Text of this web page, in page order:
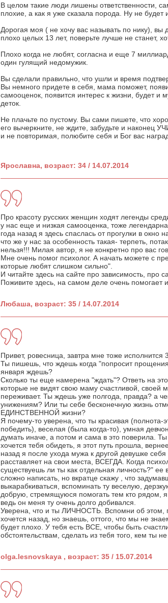
В целом такие люди лишены ответственности,
плохие, а как я уже сказала порода. Ну не будет
Дорогая моя ( не хочу вас называть по нику),
плохо целых 13 лет, поверьте лучше не станет,
Плохо когда не любят, согласна и еще 7
один гулящий недомужик.
Вы сделали правильно, что ушли и время
Вы немного придете в себя, мама поможет,
самооценок, появится интерес к жизни, будет
деток.
Не плачьте по пустому. Вы сами пишете, что
его вычеркните, не ждите, забудьте и наконец
и не повторимая, полюбите себя и Бог вас
Ярославна, возраст: 34 / 14.07.2014
Про красоту русских женщин ходят легенды
у нас еще и низкая самооценка, тоже
года назад я здесь спаслась от прогулки в
что же у нас за особенность такая- терпеть,
нельзя!!! Милая автор, я не конкретно про вас
Мне очень помог психолог. А начать можете с
которые любят слишком сильно".
И читайте здесь на сайте про зависимость, про
Поживите здесь, на самом деле очень помогает
Любаша, возраст: 35 / 14.07.2014
Привет, ровесница, завтра мне тоже исполнится
Ты пишешь, что ждешь когда "попросит
января ждешь?
Сколько ты еще намерена "ждать"? Ответь на
которые не видят свою маму счастливой, своей
переживает. Ты ждешь уже полгода, правда? а
унижениям? Или ты себе бесконечную жизнь
ЕДИНСТВЕННОЙ жизни?
Я почему-то уверена, что ты красивая
победить), веселая (была когда-то), умная
думать иначе, а потом и сама в это поверила.
хочется тебя обидеть, я этот путь прошла,
назад я после ухода мужа к другой девушке
расставляет на свои места, ВСЕГДА. Когда
существуешь ли ты как отдельная личность?"
сложно написать, но вкратце скажу , что
выкарабкиваться, вспоминать ту веселую,
добрую, стремящуюся помогать тем кто рядом,
ведь он меня ту очень долго добивался.
Уверена, что и ты ЛИЧНОСТЬ. Вспомни об этом,
хочется назад, но знаешь, оттого, что мы не
будет плохо. У тебя есть ВСЕ, чтобы быть
обстоятельствам, сделать из тебя того, кем ты
olga.lesnovskaya , возраст: 35 / 15.07.2014